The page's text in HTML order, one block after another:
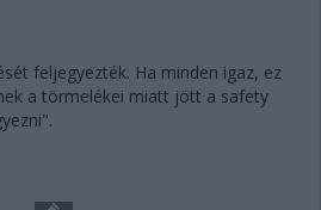
feljegyezték. Ha minden igaz, ez
a törmelékei miatt jött a safety